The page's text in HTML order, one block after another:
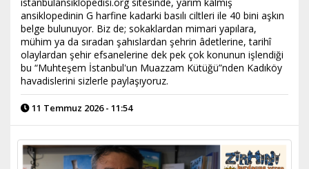
istanbulansiklopedisi.org sitesinde, yarım kalmış
ansiklopedinin G harfine kadarki basılı ciltleri ile 40 bini aşkın
belge bulunuyor. Biz de; sokaklardan mimari yapılara,
mühim ya da sıradan şahıslardan şehrin âdetlerine, tarihî
olaylardan şehir efsanelerine dek pek çok konunun işlendiği
bu “Muhteşem İstanbul'un Muazzam Kütüğü”nden Kadıköy
havadislerini sizlerle paylaşıyoruz.
11 Temmuz 2026 - 11:54